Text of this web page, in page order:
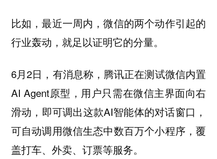
比如，最近一周内，微信的两个动作引起的
行业轰动，就足以证明它的分量。
6月2日，有消息称，腾讯正在测试微信内置
AI Agent原型，用户只需在微信主界面向右
滑动，即可调出这款AI智能体的对话窗口，
可自动调用微信生态中数百万个小程序，覆
盖打车、外卖、订票等服务。